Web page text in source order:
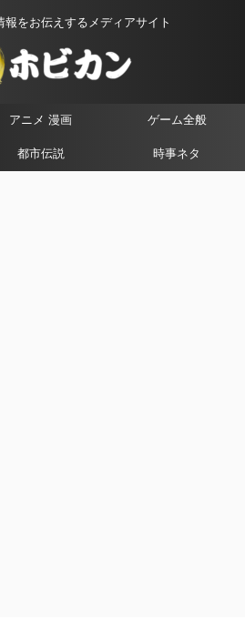
報をお伝えするメディアサイト
アニメ 漫画 ゲーム全般
都市伝説 時事ネタ